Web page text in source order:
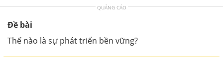
QUẢNG CÁO
Đề bài
Thế nào là sự phát triển bền vững?